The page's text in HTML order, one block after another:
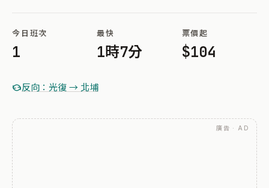
今日班次
1
最快
1時7分
票價起
$104
反向：光復 → 北埔
廣告 · AD